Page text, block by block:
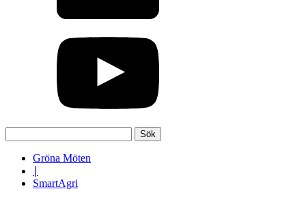
efter:
Gröna Möten
SmartAgri